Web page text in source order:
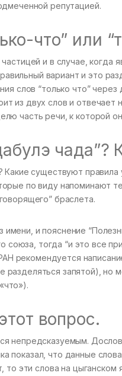
репутацией.
что” или
и в случае, когда
вариант и это
слов “только что”
из двух слов и отвечает
часть речи, к которой
чада”?
Какие существуют
по виду напоминают
браслета.
и пояснение
тогда “и это все
рекомендуется
запятой), но
вопрос.
непредсказуемым.
показал, что данные
то эти слова на